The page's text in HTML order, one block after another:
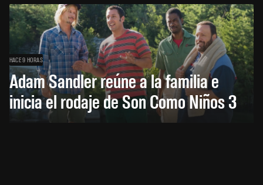
HACE 9 HORAS
Adam Sandler reúne a la familia e
inicia el rodaje de Son Como Niños 3